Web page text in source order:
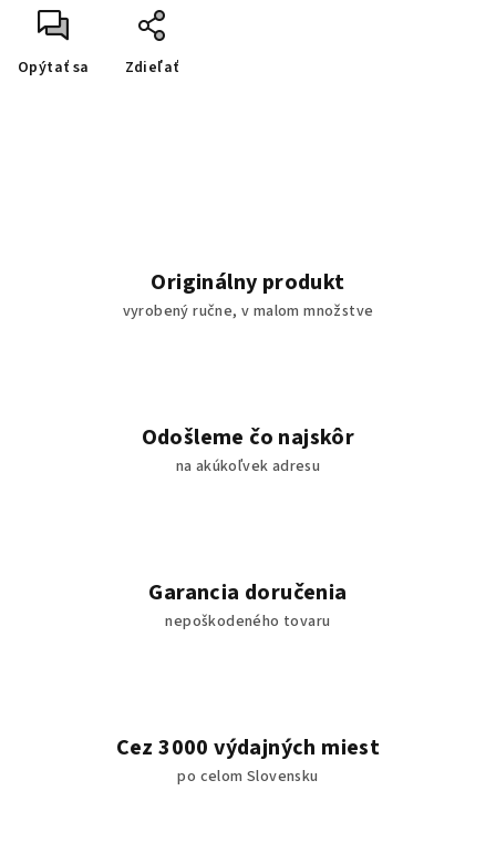
Opýtať sa Zdieľať
Originálny produkt
vyrobený ručne, v malom množstve
Odošleme čo najskôr
na akúkoľvek adresu
Garancia doručenia
nepoškodeného tovaru
Cez 3000 výdajných miest
po celom Slovensku